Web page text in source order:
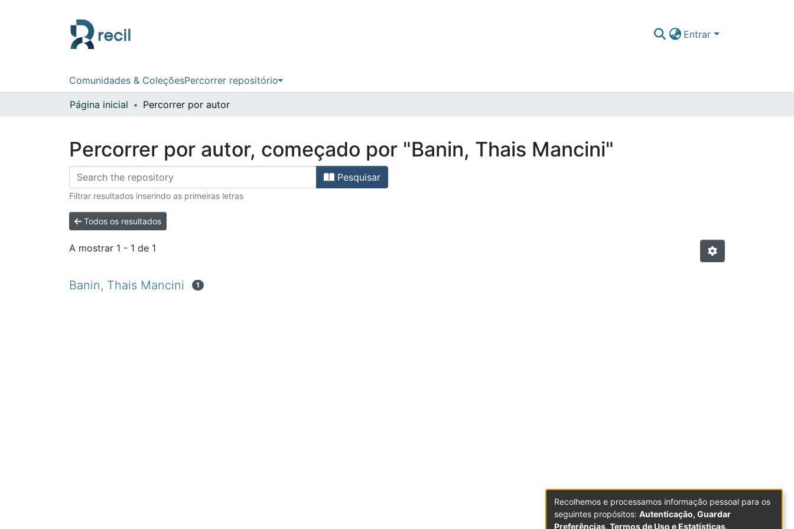
Entrar
Comunidades & ColeçõesPercorrer repositório
Página inicial Percorrer por autor
Percorrer por autor, começado por "Banin, Thais Mancini"
Pesquisar
Filtrar resultados inserindo as primeiras letras
Todos os resultados
A mostrar 1 - 1 de 1
Banin, Thais Mancini 1
Recolhemos e processamos informação pessoal para os
seguintes propósitos: Autenticação, Guardar
Preferências, Termos de Uso e Estatísticas.